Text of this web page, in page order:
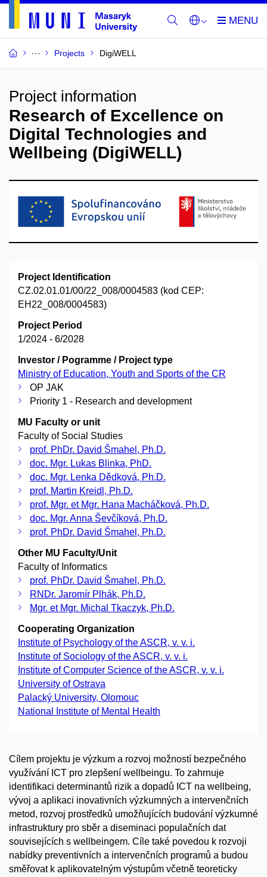
Projects DigiWELL
Project information
Research of Excellence on
Digital Technologies and
Wellbeing (DigiWELL)
Project Identification
CZ.02.01.01/00/22_008/0004583 (kod CEP:
EH22_008/0004583)
Project Period
1/2024 - 6/2028
Investor / Pogramme / Project type
Ministry of Education, Youth and Sports of the CR
OP JAK
Priority 1 - Research and development
MU Faculty or unit
Faculty of Social Studies
prof. PhDr. David Šmahel, Ph.D.
doc. Mgr. Lukas Blinka, PhD.
doc. Mgr. Lenka Dědková, Ph.D.
prof. Martin Kreidl, Ph.D.
prof. Mgr. et Mgr. Hana Macháčková, Ph.D.
doc. Mgr. Anna Ševčíková, Ph.D.
prof. PhDr. David Šmahel, Ph.D.
Other MU Faculty/Unit
Faculty of Informatics
prof. PhDr. David Šmahel, Ph.D.
RNDr. Jaromír Plhák, Ph.D.
Mgr. et Mgr. Michal Tkaczyk, Ph.D.
Cooperating Organization
Institute of Psychology of the ASCR, v. v. i.
Institute of Sociology of the ASCR, v. v. i.
Institute of Computer Science of the ASCR, v. v. i.
University of Ostrava
Palacký University, Olomouc
National Institute of Mental Health
Cílem projektu je výzkum a rozvoj možností bezpečného
využívání ICT pro zlepšení wellbeingu. To zahrnuje
identifikaci determinantů rizik a dopadů ICT na wellbeing,
vývoj a aplikaci inovativních výzkumných a intervenčních
metod, rozvoj prostředků umožňujících budování výzkumné
infrastruktury pro sběr a diseminaci populačních dat
souvisejících s wellbeingem. Cíle také povedou k rozvoji
nabídky preventivních a intervenčních programů a budou
směřovat k aplikovatelným výstupům včetně teoreticky